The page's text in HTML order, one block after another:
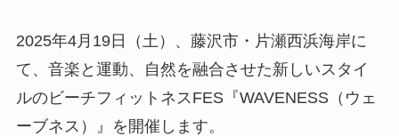
2025年4月19日（土）、藤沢市・片瀬西浜海岸に
て、音楽と運動、自然を融合させた新しいスタイ
ルのビーチフィットネスFES『WAVENESS（ウェ
ーブネス）』を開催します。